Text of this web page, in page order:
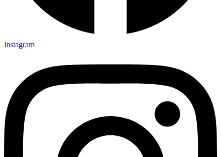
Instagram